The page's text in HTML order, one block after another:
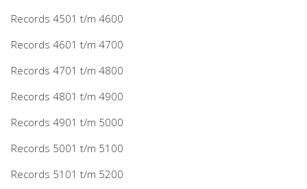
Records 4501 t/m 4600
Records 4601 t/m 4700
Records 4701 t/m 4800
Records 4801 t/m 4900
Records 4901 t/m 5000
Records 5001 t/m 5100
Records 5101 t/m 5200